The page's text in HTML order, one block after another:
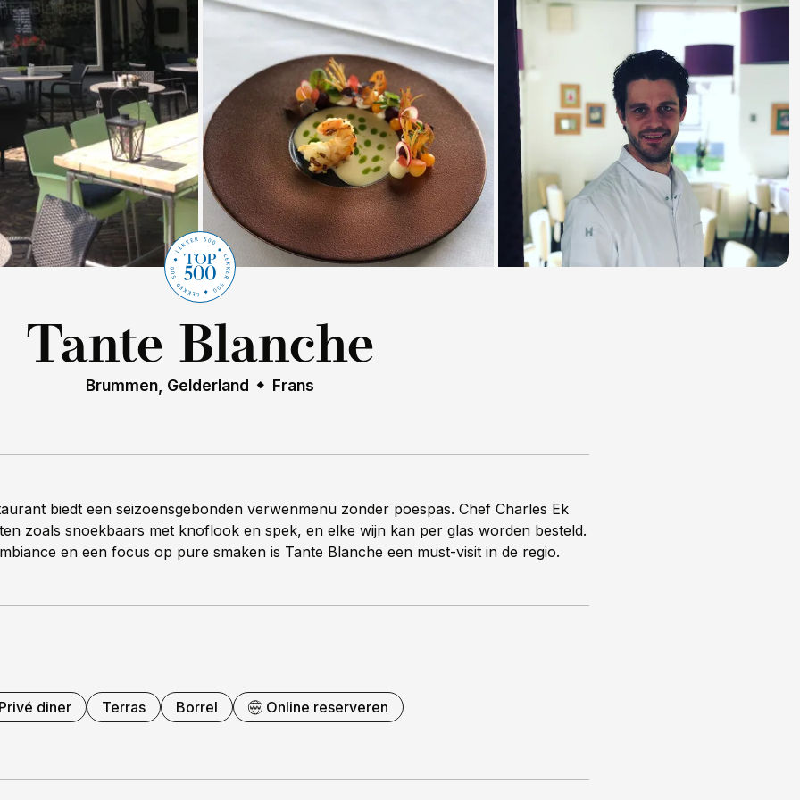
Tante Blanche
Brummen, Gelderland Frans
biedt een seizoensgebonden verwenmenu zonder poespas. Chef Charles Ek
zoals snoekbaars met knoflook en spek, en elke wijn kan per glas worden besteld.
en een focus op pure smaken is Tante Blanche een must-visit in de regio.
Privé diner Terras Borrel Online reserveren